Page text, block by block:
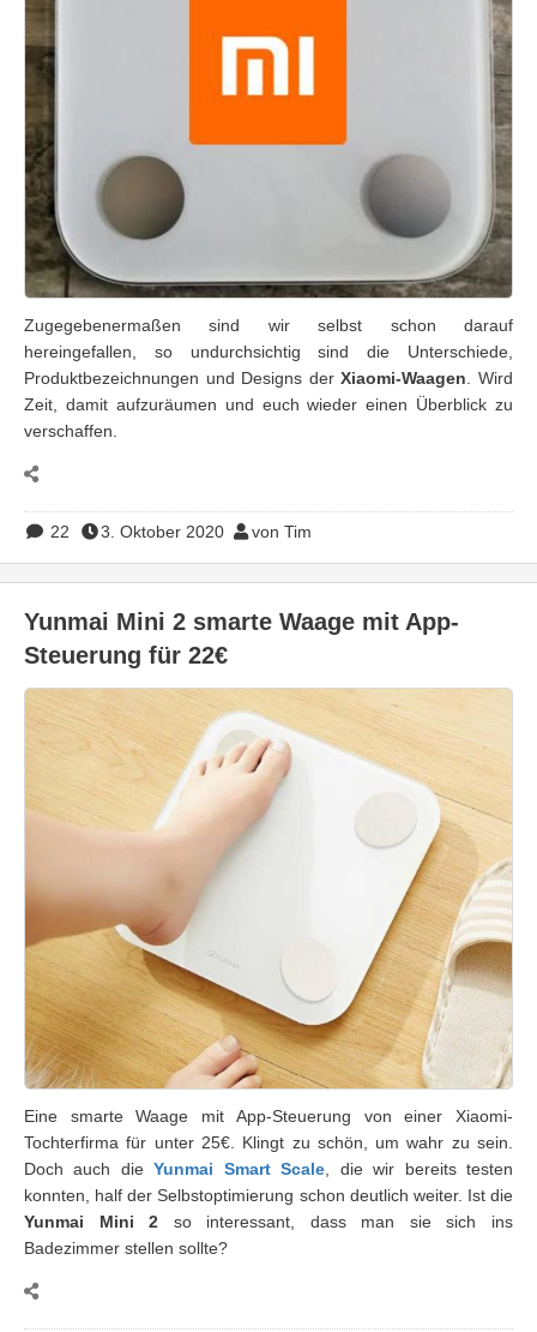
Zugegebenermaßen sind wir selbst schon darauf
hereingefallen, so undurchsichtig sind die Unterschiede,
Produktbezeichnungen und Designs derXiaomi-Waagen . Wird
Zeit, damit aufzuräumen und euch wieder einen Überblick zu
verschaffen.
22 3. Oktober 2020 von Tim
Yunmai Mini 2 smarte Waage mit App-
Steuerung für 22€
Eine smarte Waage mit App-Steuerung von einer Xiaomi-
Tochterfirma für unter 25€. Klingt zu schön, um wahr zu sein.
Doch auch dieYunmai Smart Scale , die wir bereits testen
konnten, half der Selbstoptimierung schon deutlich weiter. Ist die
Yunmai Mini 2 so interessant, dass man sie sich ins
Badezimmer stellen sollte?